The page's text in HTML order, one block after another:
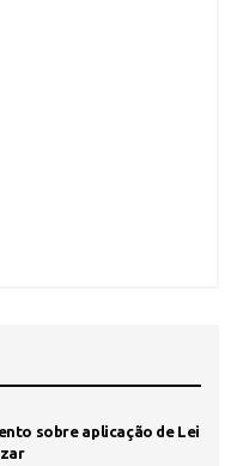
sobre aplicação de Lei